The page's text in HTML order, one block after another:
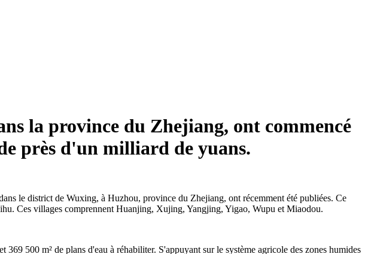
la province du Zhejiang, ont commencé
près d'un milliard de yuans.
le district de Wuxing, à Huzhou, province du Zhejiang, ont récemment été publiées. Ce
Ces villages comprennent Huanjing, Xujing, Yangjing, Yigao, Wupu et Miaodou.
500 m² de plans d'eau à réhabiliter. S'appuyant sur le système agricole des zones humides